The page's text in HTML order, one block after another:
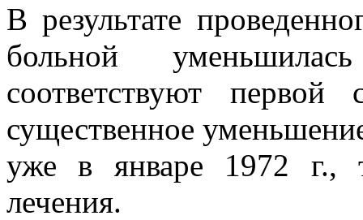
В результате
больной
соответствуют первой
существенное
уже в январе 1972 г.,
лечения.